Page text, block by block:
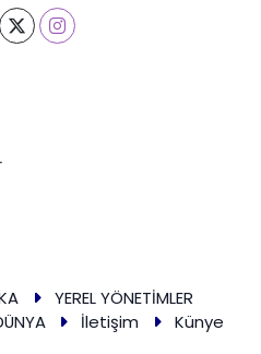
YEREL YÖNETİMLER
İletişim
Künye